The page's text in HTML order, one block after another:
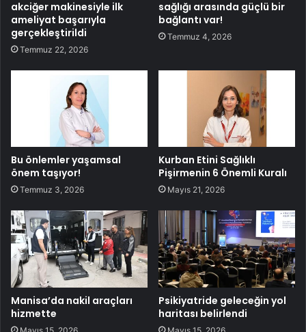
akciğer makinesiyle ilk
ameliyat başarıyla
gerçekleştirildi
Temmuz 22, 2026
sağlığı arasında güçlü bir
bağlantı var!
Temmuz 4, 2026
Bu önlemler yaşamsal
önem taşıyor!
Temmuz 3, 2026
Kurban Etini Sağlıklı
Pişirmenin 6 Önemli Kuralı
Mayıs 21, 2026
Manisa’da nakil araçları
hizmette
Psikiyatride geleceğin yol
haritası belirlendi